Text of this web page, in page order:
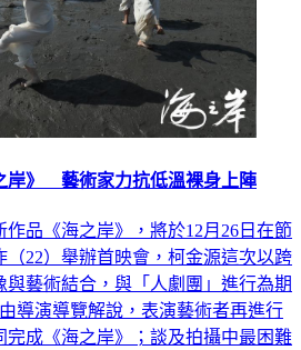
岸》 藝術家力抗低溫裸身上陣
品《海之岸》，將於12月26日在節
（22）舉辦首映會，柯金源這次以跨
藝術結合，與「人劇團」進行為期
導演導覽解說，表演藝術者再進行
完成《海之岸》；談及拍攝中最困難